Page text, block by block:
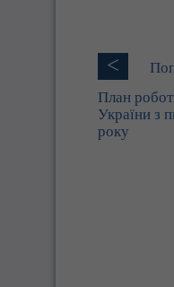
<
План
України з
року